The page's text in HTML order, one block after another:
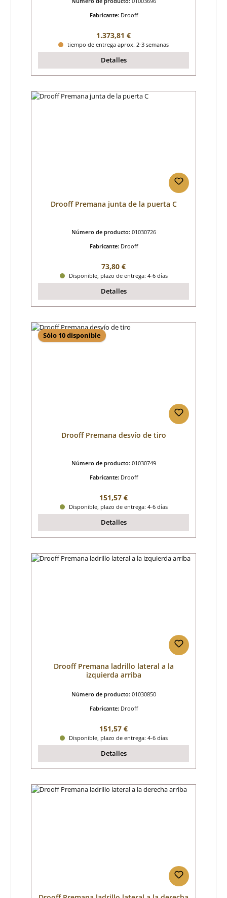
Fabricante: Drooff
Precio normal:
1.373,81 €
tiempo de entrega aprox. 2-3 semanas
Detalles
Drooff Premana junta de la puerta C
Número de producto: 01030726
Fabricante: Drooff
Precio normal:
73,80 €
Disponible, plazo de entrega: 4-6 días
Detalles
Sólo 10 disponible
Drooff Premana desvío de tiro
Número de producto: 01030749
Fabricante: Drooff
Precio normal:
151,57 €
Disponible, plazo de entrega: 4-6 días
Detalles
Drooff Premana ladrillo lateral a la
izquierda arriba
Número de producto: 01030850
Fabricante: Drooff
Precio normal:
151,57 €
Disponible, plazo de entrega: 4-6 días
Detalles